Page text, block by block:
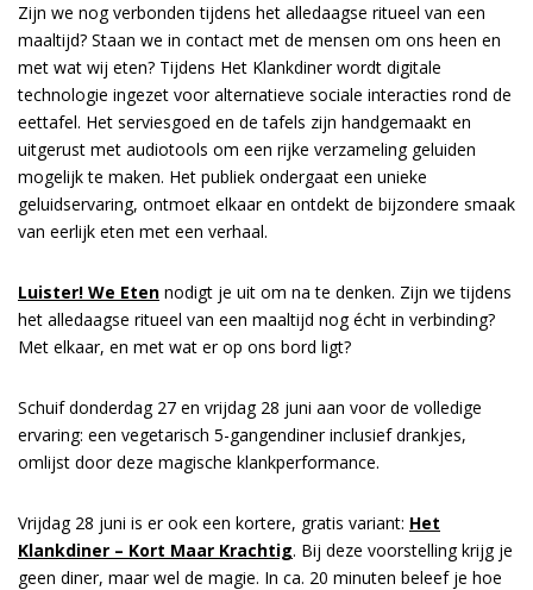
Zijn we nog verbonden tijdens het alledaagse ritueel van een
maaltijd? Staan we in contact met de mensen om ons heen en
met wat wij eten? Tijdens Het Klankdiner wordt digitale
technologie ingezet voor alternatieve sociale interacties rond de
eettafel. Het serviesgoed en de tafels zijn handgemaakt en
uitgerust met audiotools om een rijke verzameling geluiden
mogelijk te maken. Het publiek ondergaat een unieke
geluidservaring, ontmoet elkaar en ontdekt de bijzondere smaak
van eerlijk eten met een verhaal.
Luister! We Eten nodigt je uit om na te denken. Zijn we tijdens
het alledaagse ritueel van een maaltijd nog écht in verbinding?
Met elkaar, en met wat er op ons bord ligt?
Schuif donderdag 27 en vrijdag 28 juni aan voor de volledige
ervaring: een vegetarisch 5-gangendiner inclusief drankjes,
omlijst door deze magische klankperformance.
Vrijdag 28 juni is er ook een kortere, gratis variant: Het
Klankdiner – Kort Maar Krachtig. Bij deze voorstelling krijg je
geen diner, maar wel de magie. In ca. 20 minuten beleef je hoe